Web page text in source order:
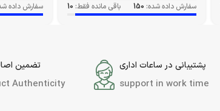
سفارش داده شده: 150 باقی مانده فقط: 10 سفارش داده
پشتیبانی در ساعات اداری
support in work time
تضمین
Authenticity